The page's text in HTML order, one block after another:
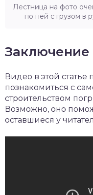
Лестница на фото
по ней с грузом в
Заключение
Видео в этой
познакомиться с
строительством
Возможно, оно
оставшиеся у